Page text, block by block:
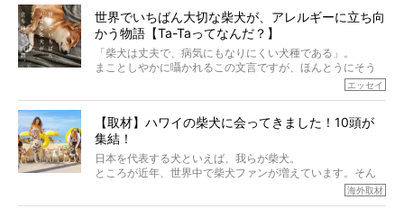
世界でいちばん大切な柴犬が、アレルギーに立ち向
かう物語【Ta-Taってなんだ？】
「柴犬は丈夫で、病気にもなりにくい犬種である」。
まことしやかに囁かれるこの文言ですが、ほんとうにそう
でも、いざそれぞれの個体を見ていくと、丈夫で病気にも
なりにくい、とは言えないような気もするのです。
実際に「病気にならない」などということはないし、飼い
主はそのためにやるべきことがある。
今回は、柴犬に関わる方たちすべてに読んで欲しい、ある
エッセイ
【取材】ハワイの柴犬に会ってきました！10頭が
集結！
日本を代表する犬といえば、我らが柴犬。
ところが近年、世界中で柴犬ファンが増えています。そん
な中「柴犬ライフ」が目をつけたのは、南の楽園ハワイ。
海外取材